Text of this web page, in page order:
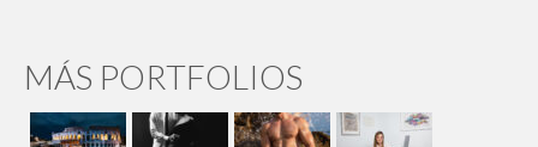
MÁS PORTFOLIOS